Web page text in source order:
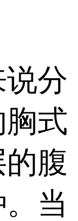
分
式
腹
当